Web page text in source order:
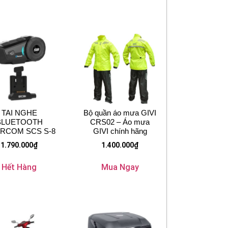
TAI NGHE
SCS S-8
1.790.000₫
Hết Hàng
Bộ quần áo mưa GIVI
CRS02 – Áo mưa
GIVI chính hãng
1.400.000₫
Mua Ngay